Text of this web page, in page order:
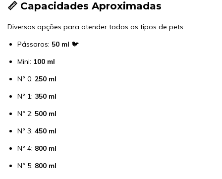
📏 Capacidades Aproximadas
Diversas opções para atender todos os tipos de pets:
Pássaros: 50 ml 🐦
Mini: 100 ml
Nº 0: 250 ml
Nº 1: 350 ml
Nº 2: 500 ml
Nº 3: 450 ml
Nº 4: 800 ml
Nº 5: 800 ml